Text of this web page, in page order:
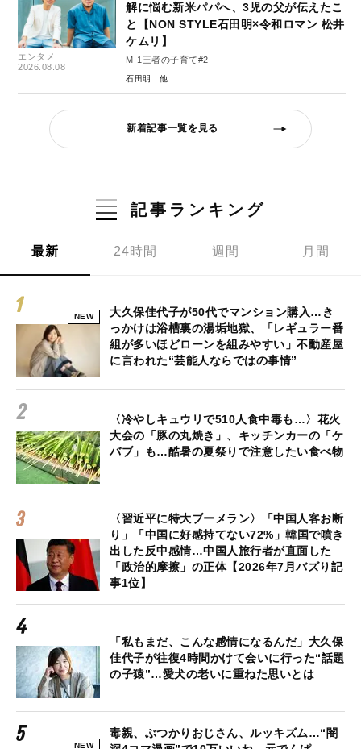
エンタメ
2026.08.08
解に悩む新米パパへ、3児の父が伝えたこ
と【NON STYLE石田明×令和ロマン 松井
ケムリ】
M-1王者の子育て#2
石田明
新着記事一覧を見る
記事ランキング
最新 24時間 週間 月間
NEW
大久保佳代子が50代でマンション購入…き
っかけは浴槽裏の湯垢地獄、「レギュラー番
組が多いほどローンを組みやすい」不動産屋
に言われた“芸能人ならではの事情”
〈冷やしキュウリで510人食中毒も…〉花火
大会の「豚の丸焼き」、キッチンカーの「ケ
バブ」も…酷暑の夏祭りで注意したい食べ物
〈習近平に特大ブーメラン〉「中国人客お断
り」「中国に好感持てない72%」韓国で噴き
出した反中感情…中国人旅行者が直面した
「政治的摩擦」の正体【2026年7月バズり記
事1位】
「私もまだ、こんな感情になるんだ」大久保
佳代子が往復4時間かけて会いに行った“話題
の子猿”…愛犬の老いに重ねた思いとは
NEW
毒親、ぶつかりおじさん、ルッキズム…“闇